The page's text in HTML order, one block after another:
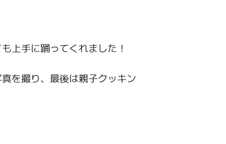
上手に踊ってくれました！
を撮り、最後は親子クッキン